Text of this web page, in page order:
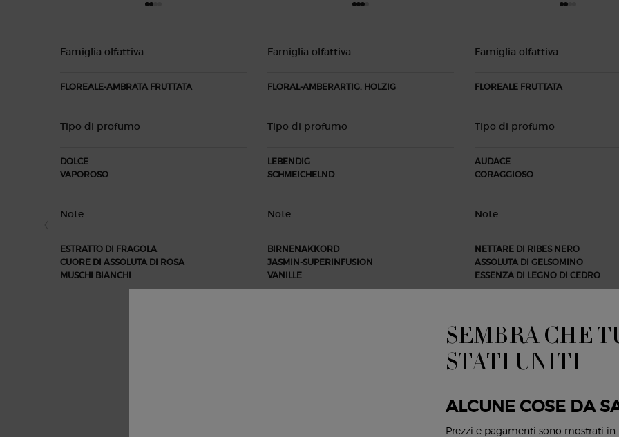
Famiglia olfattiva
FLOREALE-AMBRATA FRUTTATA
Tipo di profumo
DOLCE
VAPOROSO
Note
ESTRATTO DI FRAGOLA
CUORE DI ASSOLUTA DI ROSA
MUSCHI BIANCHI
Famiglia olfattiva
FLORAL-AMBERARTIG, HOLZIG
Tipo di profumo
LEBENDIG
SCHMEICHELND
Note
BIRNENAKKORD
JASMIN-SUPERINFUSION
VANILLE
Famiglia olfattiva:
FLOREALE FRUTTATA
Tipo di profumo
AUDACE
CORAGGIOSO
Note
NETTARE DI RIBES NERO
ASSOLUTA DI GELSOMINO
ESSENZA DI LEGNO DI CEDRO
SEMBRA CHE
STATI UNITI
ALCUNE COSE DA
Prezzi e pagamenti sono mostrati in